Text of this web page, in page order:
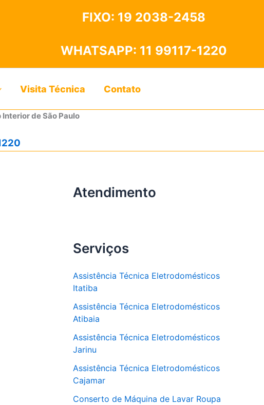
FIXO: 19 2038-2458
WHATSAPP: 11 99117-1220
Visita Técnica Contato
de São Paulo
Atendimento
Serviços
Assistência Técnica Eletrodomésticos
Itatiba
Assistência Técnica Eletrodomésticos
Atibaia
Assistência Técnica Eletrodomésticos
Jarinu
Assistência Técnica Eletrodomésticos
Cajamar
Conserto de Máquina de Lavar Roupa